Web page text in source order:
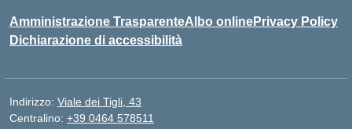
Amministrazione TrasparenteAlbo onlinePrivacy Policy
Dichiarazione di accessibilità
Indirizzo: Viale dei Tigli, 43
Centralino: +39 0464 578511